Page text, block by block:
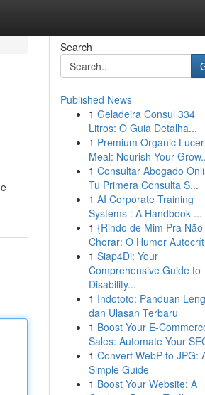
Search
Published News
1 Geladeira Consul 334
Litros: O Guia Detalha...
1 Premium Organic
Meal: Nourish Your
1 Consultar Abogado
Tu Primera Consulta S...
1 AI Corporate Training
Systems : A Handbook ...
1 {Rindo de Mim Pra Não
Chorar: O Humor
1 Siap4Di: Your
Comprehensive Guide to
Disability...
1 Indototo: Panduan
dan Ulasan Terbaru
1 Boost Your E-
Sales: Automate Your
1 Convert WebP to JPG:
Simple Guide
1 Boost Your Website: A